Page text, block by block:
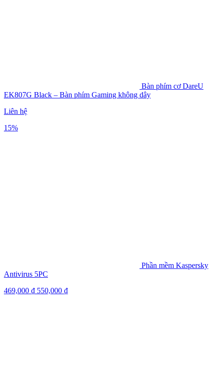
Bàn phím cơ DareU
EK807G Black – Bàn phím Gaming không dây
Liên hệ
15%
Phần mềm Kaspersky
Antivirus 5PC
469,000 ₫ 550,000 ₫